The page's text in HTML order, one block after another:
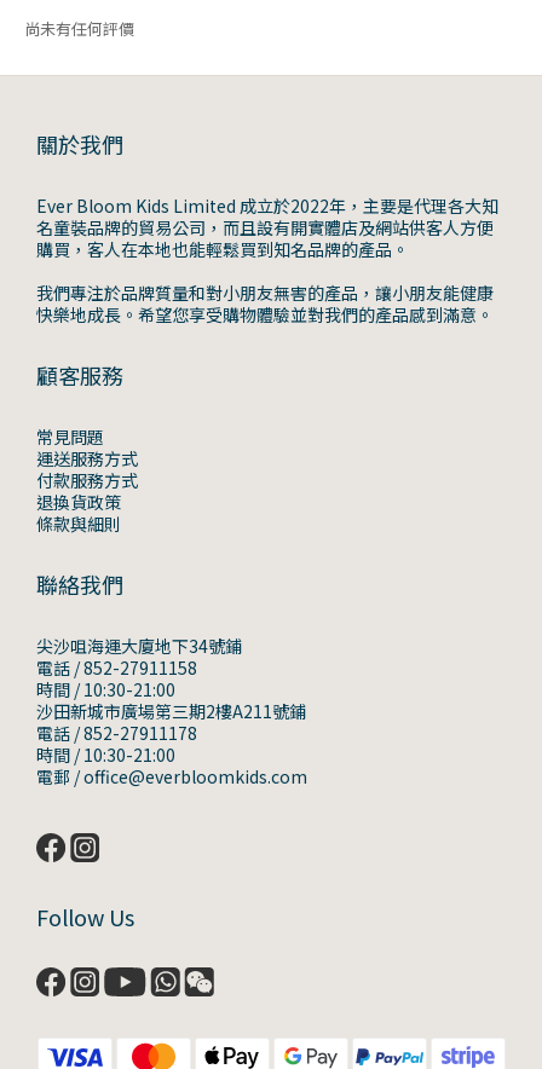
尚未有任何評價
關於我們
Ever Bloom Kids Limited 成立於2022年，主要是代理各大知
名童裝品牌的貿易公司，而且設有開實體店及網站供客人方便
購買，客人在本地也能輕鬆買到知名品牌的產品。
我們專注於品牌質量和對小朋友無害的產品，讓小朋友能健康
快樂地成長。希望您享受購物體驗並對我們的產品感到滿意。
顧客服務
常見問題
運送服務方式
付款服務方式
退換貨政策
條款與細則
聯絡我們
尖沙咀海運大廈地下34號鋪
電話 / 852-27911158
時間 / 10:30-21:00
沙田新城市廣場第三期2樓A211號鋪
電話 / 852-27911178
時間 / 10:30-21:00
電郵 / office@everbloomkids.com
Follow Us